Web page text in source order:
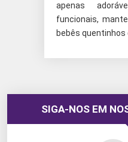
apenas
funcionais,
bebês quentinhos
SIGA-NOS EM